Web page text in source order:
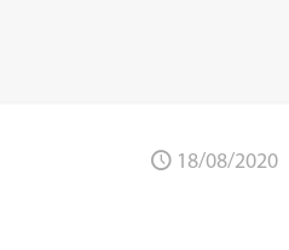
18/08/2020